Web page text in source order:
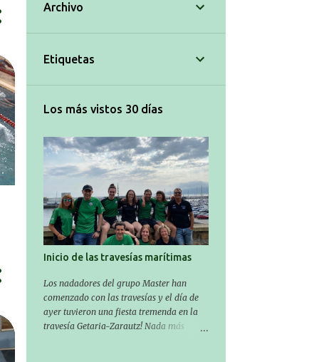
Archivo
Etiquetas
Los más vistos 30 días
Inicio de las travesías marítimas
Los nadadores del grupo Master han
comenzado con las travesías y el día de
ayer tuvieron una fiesta tremenda en la
travesía Getaria-Zarautz! Nada más